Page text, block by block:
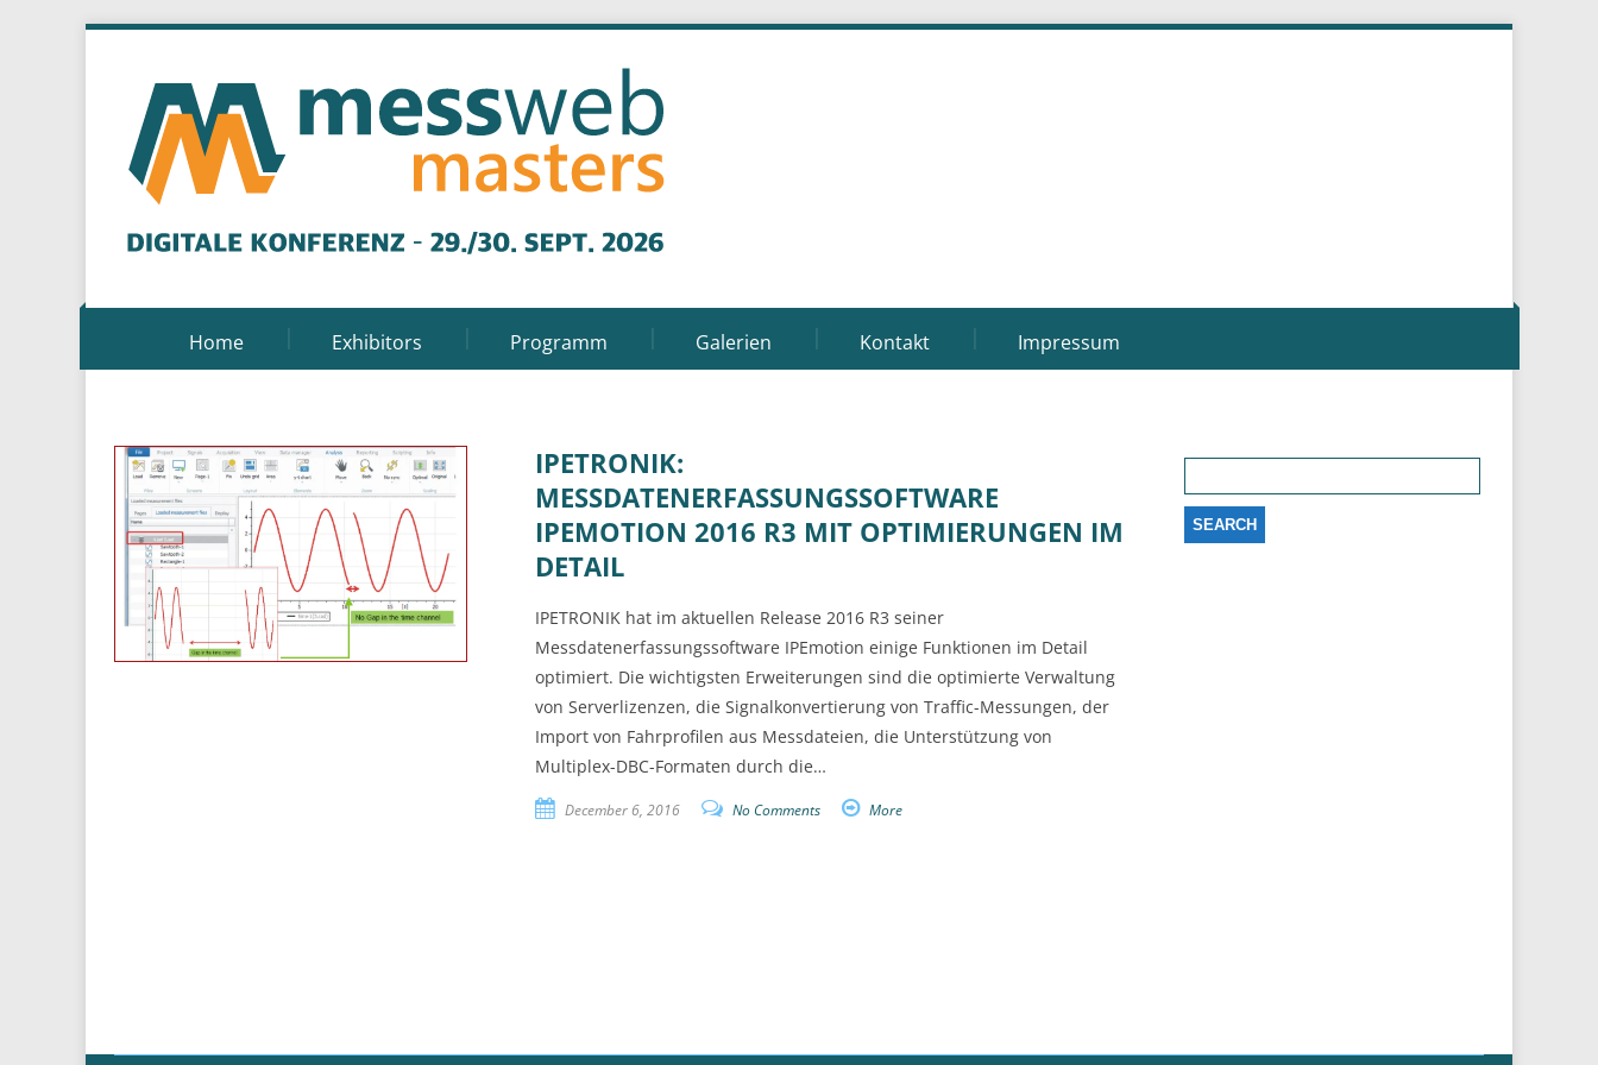
Home Exhibitors Programm Galerien Kontakt Impressum
IPETRONIK:
MESSDATENERFASSUNGSSOFTWARE
IPEMOTION 2016 R3 MIT OPTIMIERUNGEN IM
DETAIL
IPETRONIK hat im aktuellen Release 2016 R3 seiner
Messdatenerfassungssoftware IPEmotion einige Funktionen im Detail
optimiert. Die wichtigsten Erweiterungen sind die optimierte Verwaltung
von Serverlizenzen, die Signalkonvertierung von Traffic-Messungen, der
Import von Fahrprofilen aus Messdateien, die Unterstützung von
Multiplex-DBC-Formaten durch die…
December 6, 2016 No Comments More
Search